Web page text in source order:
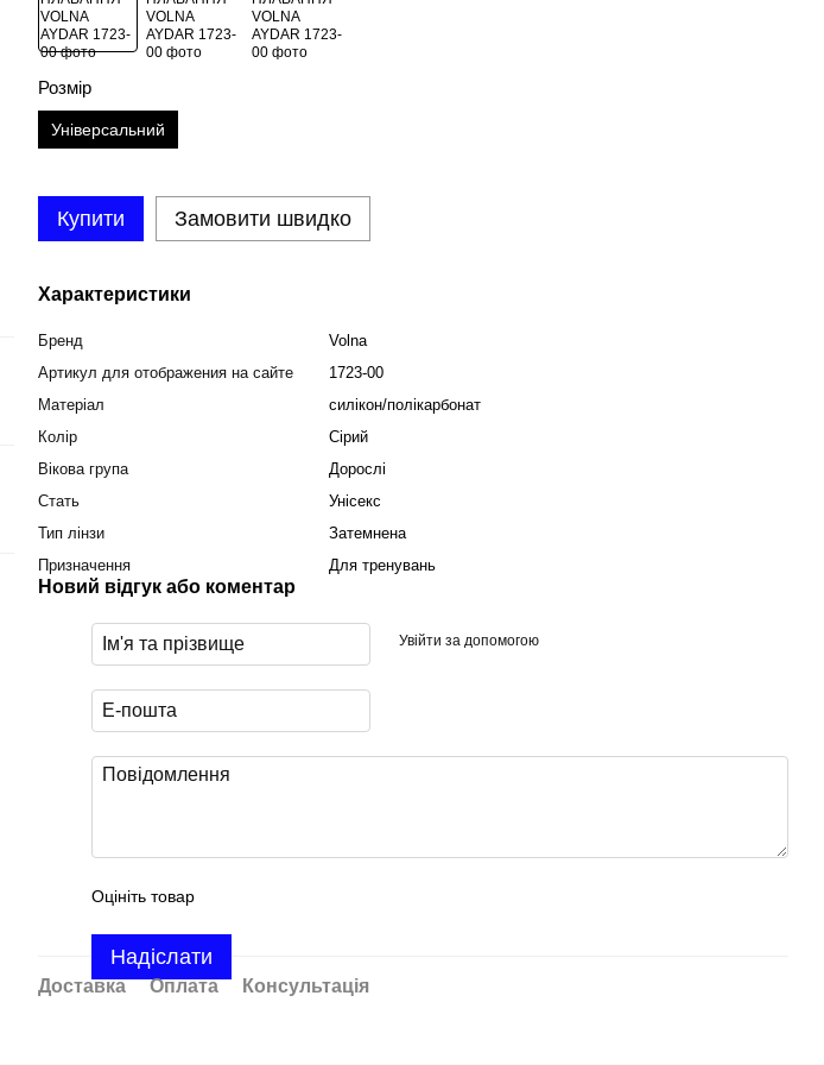
Розмір
Універсальний
Купити Замовити швидко
Характеристики
Бренд
Volna
Артикул для отображения на сайте
1723-00
Матеріал
силікон/полікарбонат
Колір
Сірий
Вікова група
Дорослі
Стать
Унісекс
Тип лінзи
Затемнена
Призначення
Для тренувань
Новий відгук або коментар
Увійти за допомогою
Оцініть товар
Надіслати
Доставка Оплата Консультація